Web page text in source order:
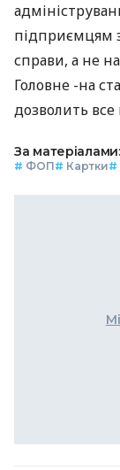
підприємцям
справи, а не
Головне -на
дозволить все
За матеріалами:
# ФОП# Картки#